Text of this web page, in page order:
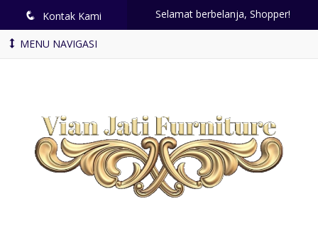
q Kontak Kami Selamat berbelanja, Shopper!
MENU NAVIGASI